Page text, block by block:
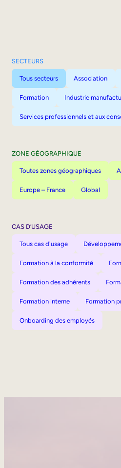
SECTEURS
Tous secteurs Association
Formation Industrie
Services professionnels et aux
ZONE GÉOGRAPHIQUE
Toutes zones géographiques
Europe – France Global
CAS D’USAGE
Tous cas d'usage
Formation à la conformité
Formation des adhérents
Formation interne Formation
Onboarding des employés